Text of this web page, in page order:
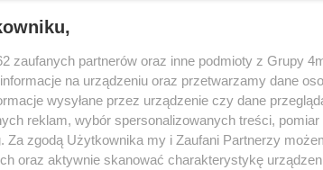
zaufanych partnerów oraz inne podmioty z Grupy
na urządzeniu oraz przetwarzamy dane
wysyłane przez urządzenie czy dane
reklam, wybór spersonalizowanych treści,
Za zgodą Użytkownika my i Zaufani Partnerzy
oraz aktywnie skanować charakterystykę